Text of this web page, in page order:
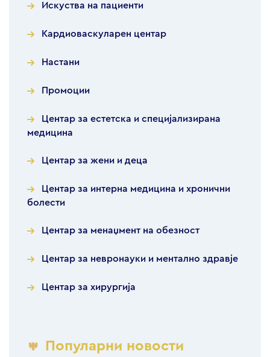
Искуства на пациенти
Кардиоваскуларен центар
Настани
Промоции
Центар за естетска и специјализирана
медицина
Центар за жени и деца
Центар за интерна медицина и хронични
болести
Центар за менаџмент на обезност
Центар за невронауки и ментално здравје
Центар за хирургија
Популарни новости